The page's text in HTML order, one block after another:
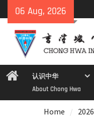
to
content
06 Aug, 2026
Home认识中华
About Chong Hwa
Home 2026